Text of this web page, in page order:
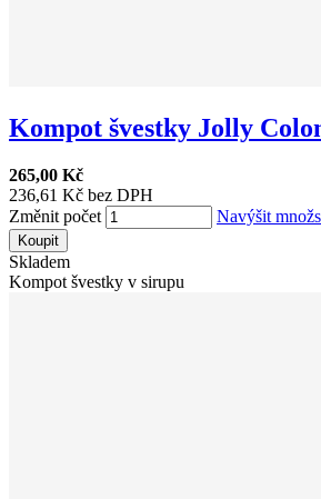
Kompot švestky Jolly
265,00 Kč
236,61 Kč bez DPH
Změnit počet
Navýšit
Koupit
Skladem
Kompot švestky v sirupu